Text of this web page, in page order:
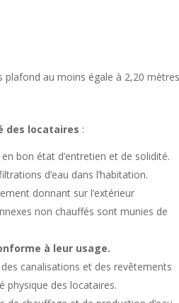
au moins égale à 2,20
des locataires :
bon état d’entretien et de solidité.
d’eau dans l’habitation.
donnant sur l’extérieur
non chauffés sont munies de
à leur usage.
canalisations et des revêtements
physique des locataires.